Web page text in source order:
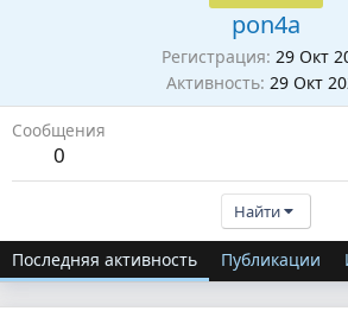
pon4a
Регистрация 29 Окт
Активность 29 Окт
Сообщения
0
Найти
Последняя активность Публикации